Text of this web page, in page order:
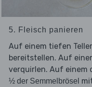
5. Fleisch panieren
Auf einem tiefen Teller
bereitstellen. Auf
verquirlen. Auf einem
½ der Semmelbrösel